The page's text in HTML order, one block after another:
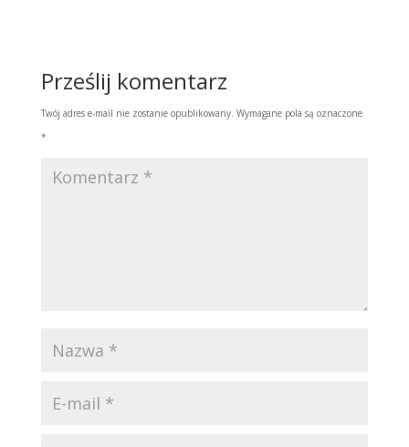
Prześlij komentarz
Twój adres e-mail nie zostanie opublikowany. Wymagane pola są oznaczone
*